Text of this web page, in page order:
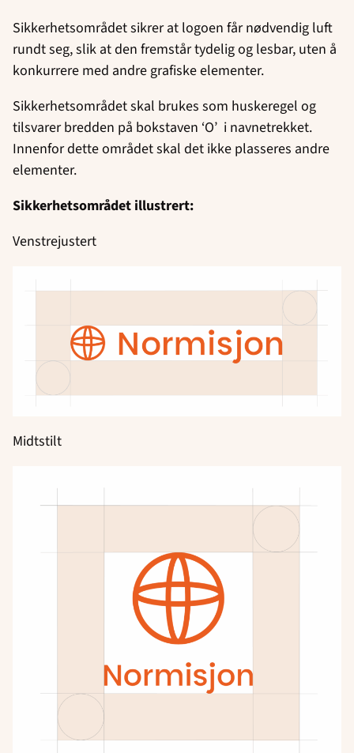
Sikkerhetsområdet sikrer at logoen får nødvendig luft
rundt seg, slik at den fremstår tydelig og lesbar, uten å
konkurrere med andre grafiske elementer.
Sikkerhetsområdet skal brukes som huskeregel og
tilsvarer bredden på bokstaven ‘O’ i navnetrekket.
Innenfor dette området skal det ikke plasseres andre
elementer.
Sikkerhetsområdet illustrert:
Venstrejustert
Midtstilt